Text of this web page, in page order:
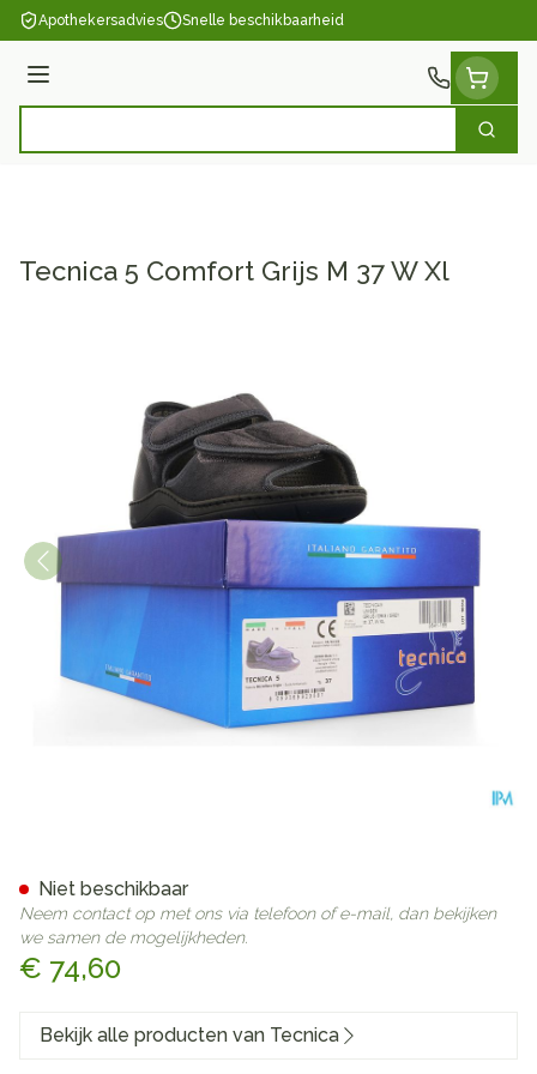
Ga naar de inhoud
Apothekersadvies Snelle beschikbaarheid
Menu
Zoek
Tecnica 5 Comfort Grijs M 37 W Xl
€ 74,60
Niet beschikbaar
Neem contact op met ons via telefoon of e-mail, dan bekijken
we samen de mogelijkheden.
Bekijk alle producten van Tecnica